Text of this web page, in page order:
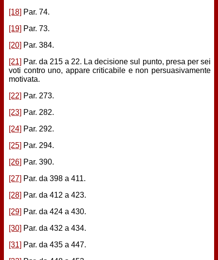
[18] Par. 74.
[19] Par. 73.
[20] Par. 384.
[21] Par. da 215 a 22. La decisione sul punto, presa per sei
voti contro uno, appare criticabile e non persuasivamente
motivata.
[22] Par. 273.
[23] Par. 282.
[24] Par. 292.
[25] Par. 294.
[26] Par. 390.
[27] Par. da 398 a 411.
[28] Par. da 412 a 423.
[29] Par. da 424 a 430.
[30] Par. da 432 a 434.
[31] Par. da 435 a 447.